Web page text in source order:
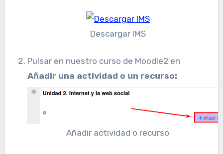
Descargar IMS
Pulsar en nuestro curso de Moodle2 en
Añadir una actividad o un recurso:
Añadir actividad o recurso